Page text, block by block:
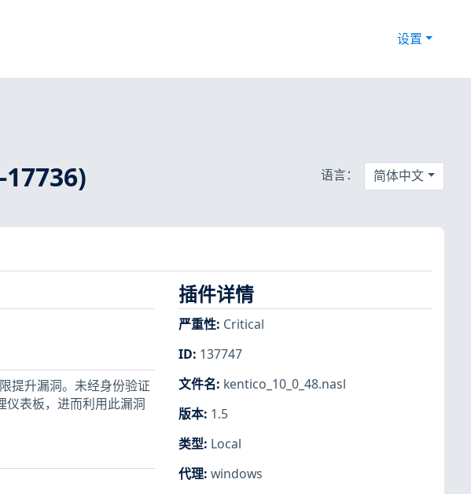
设置
语言： 简体中文
提升漏洞。未经身份验证
表板，进而利用此漏洞
插件详情
严重性: Critical
ID: 137747
文件名: kentico_10_0_48.nasl
版本: 1.5
类型: Local
代理: windows